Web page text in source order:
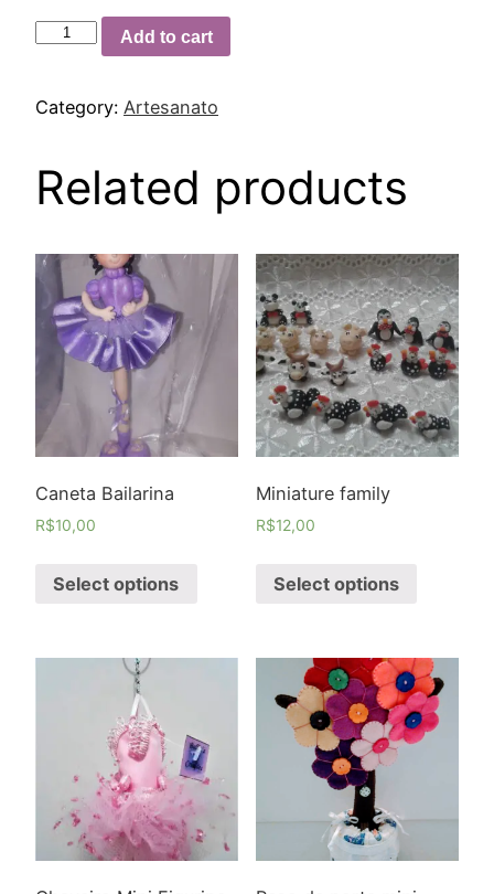
Add to cart
Category: Artesanato
Related products
Caneta Bailarina
R$10,00
Select options
Miniature family
R$12,00
Select options